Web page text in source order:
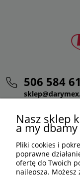
506 584
Nasz sklep
a my
Pliki cookies i
poprawne
ofertę do Twoich
najlepsza. Możesz